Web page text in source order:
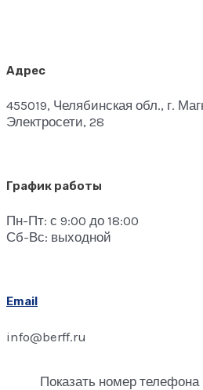
Адрес
455019, Челябинская обл., г.
Электросети, 28
График работы
Пн-Пт: с 9:00 до 18:00
Сб-Вс: выходной
Email
info@berff.ru
Показать номер телефона